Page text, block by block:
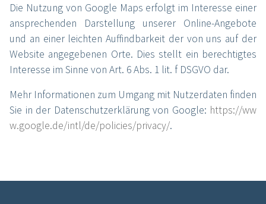
Die Nutzung von Google Maps erfolgt im Interesse einer
ansprechenden Darstellung unserer Online-Angebote
und an einer leichten Auffindbarkeit der von uns auf der
Website angegebenen Orte. Dies stellt ein berechtigtes
Interesse im Sinne von Art. 6 Abs. 1 lit. f DSGVO dar.
Mehr Informationen zum Umgang mit Nutzerdaten finden
Sie in der Datenschutzerklärung von Google: https://ww
w.google.de/intl/de/policies/privacy/.